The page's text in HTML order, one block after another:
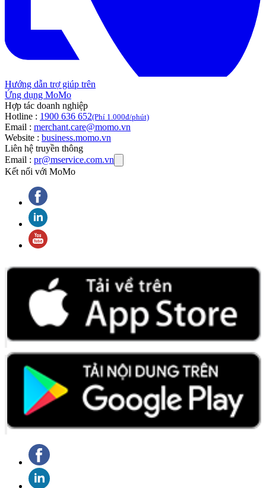
Hướng dẫn trợ giúp trên
Ứng dụng MoMo
Hợp tác doanh nghiệp
Hotline : 1900 636 652(Phí 1.000đ/phút)
Email : merchant.care@momo.vn
Website : business.momo.vn
Liên hệ truyền thông
Email : pr@mservice.com.vn
Kết nối với MoMo